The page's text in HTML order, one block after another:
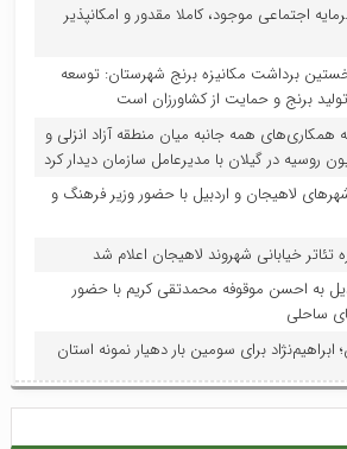
اجتماعی موجود، کاملا مقدور و امکانپذیر
برداشت مکانیزه برنج شهرستان: توسعه
برنج و حمایت از کشاورزان است
همکاری‌های همه جانبه میان منطقه آزاد انزلی و
روسیه در گیلان با مدیرعامل سازمان دیدار کرد
لاهیجان و اردبیل با حضور وزیر فرهنگ و
تئاتر خیابانی شهروند لاهیجان اعلام شد
به احسن موقوفه محمدتقی کریم با حضور
ساحلی
ابراهیم‌نژاد برای سومین بار دهیار نمونه استان
جشنواره رسانه‌ای چای:جشنواره رسانه‌ای
لاهیجان و فرهنگ مصرف چای ایرانی است